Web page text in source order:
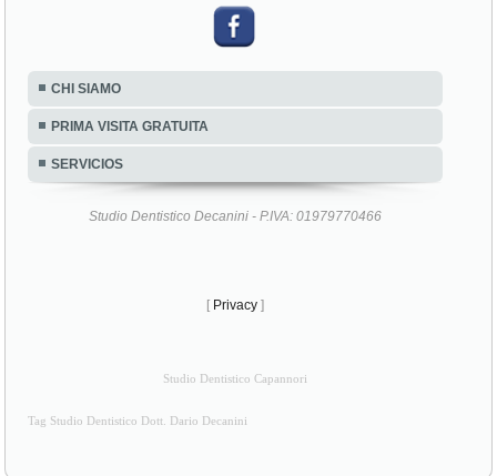
CHI SIAMO
PRIMA VISITA GRATUITA
SERVICIOS
Studio Dentistico Decanini - P.IVA: 01979770466
[ Privacy ]
Studio Dentistico Capannori
Tag Studio Dentistico Dott. Dario Decanini